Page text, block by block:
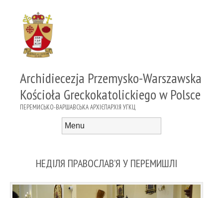
Archidiecezja Przemysko-Warszawska
Kościoła Greckokatolickiego w Polsce
ПЕРЕМИСЬКО-ВАРШАВСЬКА АРХІЄПАРХІЯ УГКЦ
НЕДІЛЯ ПРАВОСЛАВ’Я У ПЕРЕМИШЛІ